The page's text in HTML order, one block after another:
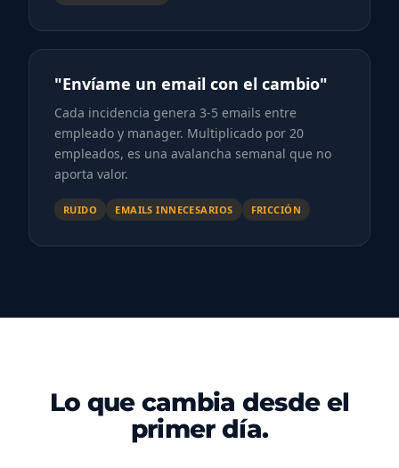
"Envíame un email con el cambio"
Cada incidencia genera 3-5 emails entre
empleado y manager. Multiplicado por 20
empleados, es una avalancha semanal que no
aporta valor.
RUIDO EMAILS INNECESARIOS FRICCIÓN
Lo que cambia desde el
primer día.